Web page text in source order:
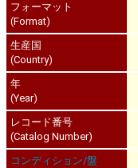
フォーマット
(Format)
生産国
(Country)
年
(Year)
レコード番号
(Catalog Number)
コンディション/盤